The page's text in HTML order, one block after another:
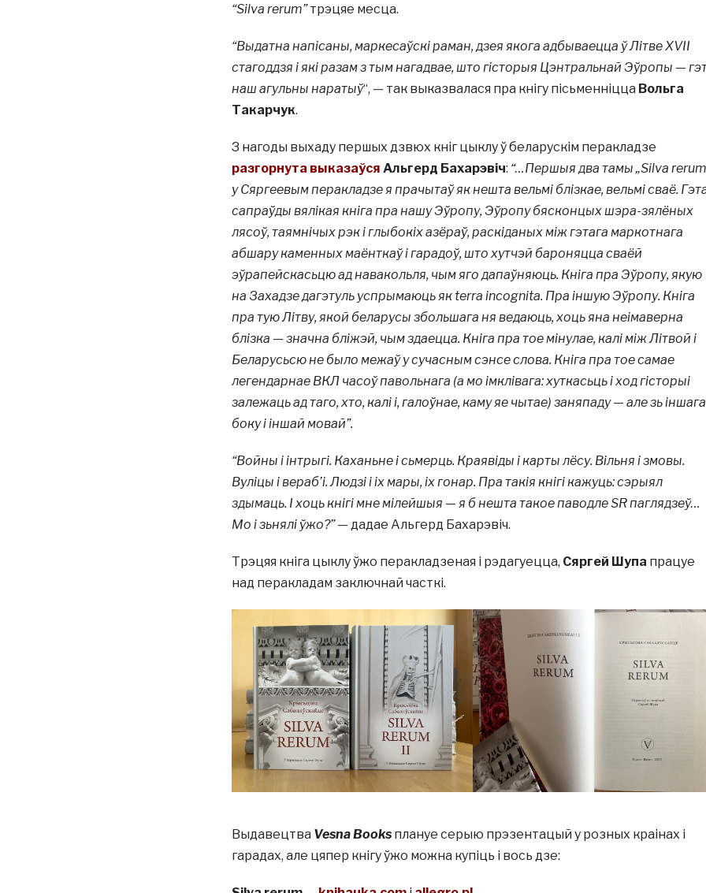
“Silva rerum”трэцяе месца.
“Выдатна напісаны, маркесаўскі раман, дзея якога адбываецца ў Літве XVII
стагоддзя і які разам з тым нагадвае, што гісторыя Цэнтральнай Эўропы —
наш агульны наратыў“, — так выказвалася пра кнігу пісьменніцца Вольга
Такарчук.
З нагоды выхаду першых дзвюх кніг цыклу ў беларускім перакладзе
разгорнута выказаўся Альгерд Бахарэвіч: “…Першыя два тамы „Silva
у Сяргеевым перакладзе я прачытаў як нешта вельмі блізкае, вельмі сваё.
сапраўды вялікая кніга пра нашу Эўропу, Эўропу бясконцых шэра-зялёных
лясоў, таямнічых рэк і глыбокіх азёраў, раскіданых між гэтага маркотнага
абшару каменных маёнткаў і гарадоў, што хутчэй бароняцца сваёй
эўрапейскасьцю ад навакольля, чым яго дапаўняюць. Кніга пра Эўропу, якую
на Захадзе дагэтуль успрымаюць як terra incognita. Пра іншую Эўропу. Кніга
пра тую Літву, якой беларусы збольшага ня ведаюць, хоць яна неімаверна
блізка — значна бліжэй, чым здаецца. Кніга пра тое мінулае, калі між Літвой і
Беларусьсю не было межаў у сучасным сэнсе слова. Кніга пра тое самае
легендарнае ВКЛ часоў павольнага (а мо імклівага: хуткасьць і ход гісторыі
залежаць ад таго, хто, калі і, галоўнае, каму яе чытае) заняпаду — але зь іншага
боку і іншай мовай”.
“Войны і інтрыгі. Каханьне і сьмерць. Краявіды і карты лёсу. Вільня і змовы.
Вуліцы і вераб’і. Людзі і іх мары, іх гонар. Пра такія кнігі кажуць: сэрыял
здымаць. І хоць кнігі мне мілейшыя — я б нешта такое паводле SR паглядзеў…
Мо і зьнялі ўжо?”— дадае Альгерд Бахарэвіч.
Трэцяя кніга цыклу ўжо перакладзеная і рэдагуецца, Сяргей Шупа працуе
над перакладам заключнай часткі.
Выдавецтва Vesna Books плануе серыю прэзентацый у розных краінах і
гарадах, але цяпер кнігу ўжо можна купіць і вось дзе: